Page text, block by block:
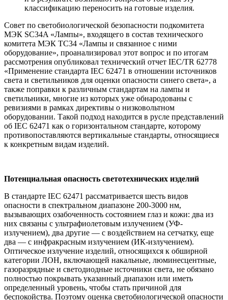
классификацию переносить на готовые изделия.
Совет по светобиологической безопасности подкомитета
МЭК SC34A «Лампы», входящего в состав технического
комитета МЭК TC34 «Лампы и связанное с ними
оборудование», проанализировал этот вопрос и по итогам
рассмотрения опубликовал технический отчет IEC/TR 62778
«Применение стандарта IEC 62471 в отношении источников
света и светильников для оценки опасности синего света», а
также поправки к различным стандартам на лампы и
светильники, многие из которых уже обнародованы с
ревизиями в рамках директивы о низковольтном
оборудовании. Такой подход находится в русле представлений
об IEC 62471 как о горизонтальном стандарте, которому
противопоставляются вертикальные стандарты, относящиеся
к конкретным видам изделий.
Потенциальная опасность светотехнических изделий
В стандарте IEC 62471 рассматривается шесть видов
опасности в спектральном диапазоне 200-3000 нм,
вызывающих озабоченность состоянием глаз и кожи: два из
них связаны с ультрафиолетовым излучением (УФ-
излучением), два другие — с воздействием на сетчатку, еще
два — с инфракрасным излучением (ИК-излучением).
Оптическое излучение изделий, относящихся к обширной
категории ЛОН, включающей накальные, люминесцентные,
газоразрядные и светодиодные источники света, не обязано
полностью покрывать указанный диапазон или иметь
определенный уровень, чтобы стать причиной для
беспокойства. Поэтому оценка светобиологической опасности